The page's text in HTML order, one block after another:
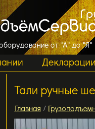
от "А" до "Я"
Тали ручные
Главная /